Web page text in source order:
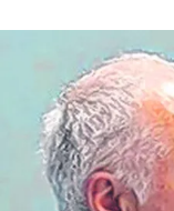
Agronegocios
Mercados